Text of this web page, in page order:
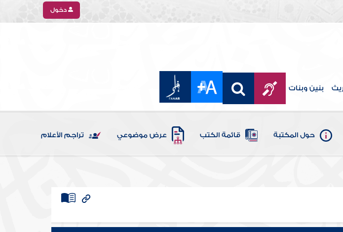
دخول
بنين وبنات
حول المكتبة قائمة الكتب عرض موضوعي تراجم الأعلام